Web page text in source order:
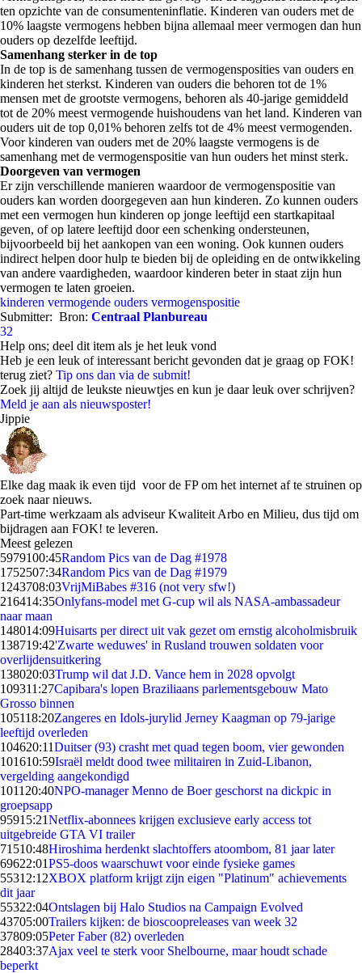
ten opzichte van de consumenteninflatie. Kinderen van ouders met de
10% laagste vermogens hebben bijna allemaal meer vermogen dan hun
ouders op dezelfde leeftijd.
Samenhang sterker in de top
In de top is de samenhang tussen de vermogensposities van ouders en
kinderen het sterkst. Kinderen van ouders die behoren tot de 1%
mensen met de grootste vermogens, behoren als 40-jarige gemiddeld
tot de 20% meest vermogende huishoudens van het land. Kinderen van
ouders uit de top 0,01% behoren zelfs tot de 4% meest vermogenden.
Voor kinderen van ouders met de 20% laagste vermogens is de
samenhang met de vermogenspositie van hun ouders het minst sterk.
Doorgeven van vermogen
Er zijn verschillende manieren waardoor de vermogenspositie van
ouders kan worden doorgegeven aan hun kinderen. Zo kunnen ouders
met een vermogen hun kinderen op jonge leeftijd een startkapitaal
geven, of op latere leeftijd door een schenking ondersteunen,
bijvoorbeeld bij het aankopen van een woning. Ook kunnen ouders
indirect helpen door hulp te bieden bij de opleiding en de ontwikkeling
van andere vaardigheden, waardoor kinderen beter in staat zijn hun
vermogen te laten groeien.
kinderen vermogende ouders vermogenspositie
Submitter: Bron: Centraal Planbureau
32
Help ons; deel dit item als je het leuk vond
Heb je een leuk of interessant bericht gevonden dat je graag op FOK!
terug ziet? Tip ons dan via de submit!
Zoek jij altijd de leukste nieuwtjes en kun je daar leuk over schrijven?
Meld je aan als nieuwsposter!
Jippie
Elke dag maak ik even tijd voor de FP om het internet af te struinen op
zoek naar nieuws.
Part-time werkzaam als adviseur Kwaliteit Arbo en Milieu, dus tijd om
bijdragen aan FOK! te leveren.
Meest gelezen
5979100:45Random Pics van de Dag #1978
1752507:34Random Pics van de Dag #1979
1243708:03VrijMiBabes #316 (not very sfw!)
216414:35Onlyfans-model met G-cup wil als NASA-ambassadeur
naar maan
148014:09Huisarts per direct uit vak gezet om ernstig alcoholmisbruik
138719:42'Zwarte weduwes' in Rusland trouwen soldaten voor
overlijdensuitkering
138020:03Trump wil dat J.D. Vance hem in 2028 opvolgt
109311:27Capibara's lopen Braziliaans parlementsgebouw Mato
Grosso binnen
105118:20Zangeres en Idols-jurylid Jerney Kaagman op 79-jarige
leeftijd overleden
104620:11Duitser (93) crasht met quad tegen boom, vier gewonden
101610:59Israël meldt dood twee militairen in Zuid-Libanon,
vergelding aangekondigd
1011 20:40NPO-manager Menno de Boer geschorst na dickpic in
groepsapp
95915:21Netflix-abonnees krijgen exclusieve early access tot
uitgebreide GTA VI trailer
71510:48Hiroshima herdenkt slachtoffers atoombom, 81 jaar later
69622:01PS5-doos waarschuwt voor einde fysieke games
55312:12XBOX platform krijgt zijn eigen "Platinum" achievements
dit jaar
55322:04Ontslagen bij Halo Studios na Campaign Evolved
43705:00Trailers kijken: de bioscoopreleases van week 32
37809:05Peter Faber (82) overleden
28403:37Ajax veel te sterk voor Shelbourne, maar houdt schade
beperkt